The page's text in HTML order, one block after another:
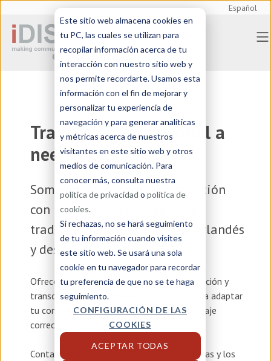
Este sitio web almacena cookies en
tu PC, las cuales se utilizan para
recopilar información acerca de tu
interacción con nuestro sitio web y
nos permite recordarte. Usamos esta
información con el fin de mejorar y
personalizar tu experiencia de
navegación y para generar analíticas
y métricas acerca de nuestros
visitantes en este sitio web y otros
medios de comunicación. Para
conocer más, consulta nuestra
política de privacidad o política de
cookies.
Si rechazas, no se hará seguimiento
de tu información cuando visites
este sitio web. Se usará una sola
cookie en tu navegador para recordar
tu preferencia de que no se te haga
seguimiento.
CONFIGURACIÓN DE LAS
COOKIES
ACEPTAR TODAS
Español
Traducción profesional a
neerlandés
Somos unaagencia de traducción
con amplia experiencia en la
traducción profesional al neerlandés
y desde el neerlandés
Ofrecemos servicios detraducción, localización y
transcreación en neerlandés
para ayudarte a adaptar
tu contenido y asegurar que llegue el mensaje
correcto al público adecuado.
Contamos con las personas, las herramientas y los